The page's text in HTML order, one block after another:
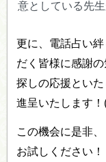
意としている先
更に、電話占い
だく皆様に感謝
探しの応援とい
進呈いたします
この機会に是非
お試しください！